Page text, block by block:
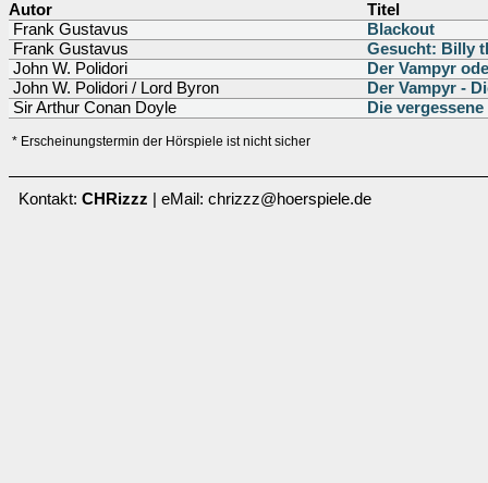
Autor
Titel
Frank Gustavus
Blackout
Frank Gustavus
Gesucht: Billy
John W. Polidori
Der Vampyr
John W. Polidori / Lord Byron
Der Vampyr -
Sir Arthur Conan Doyle
Die vergessene
* Erscheinungstermin der Hörspiele ist nicht sicher
Kontakt: CHRizzz | eMail: chrizzz@hoerspiele.de